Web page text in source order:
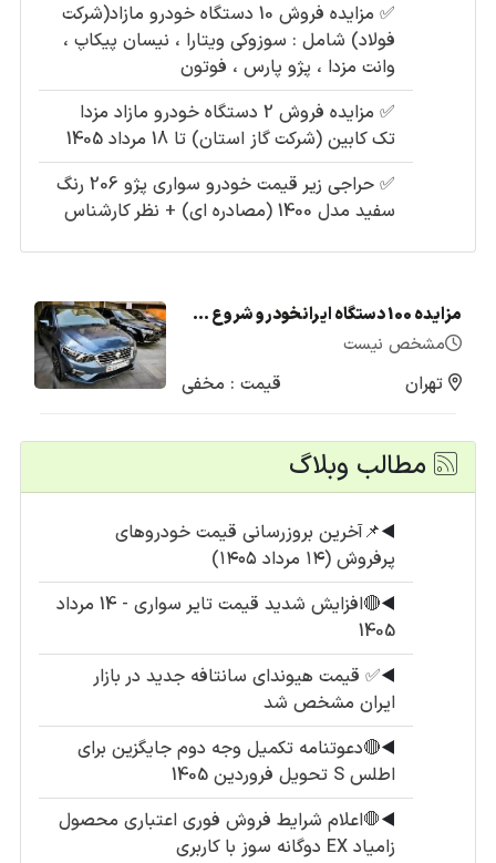
✅
مزایده فروش 10 دستگاه خودرو مازاد(شرکت
فولاد) شامل : سوزوکی ویتارا ، نیسان پیکاپ ،
وانت مزدا ، پژو پارس ، فوتون
✅
مزایده فروش 2 دستگاه خودرو مازاد مزدا
تک کابین (شرکت گاز استان) تا 18 مرداد 1405
✅
حراجی زیر قیمت خودرو سواری پژو 206 رنگ
سفید مدل 1400 (مصادره ای) + نظر کارشناس
مزایده 100 دستگاه ایرانخودرو شروع شد + لیست قیمت (تیر1405)
مشخص نیست
تهران قیمت : مخفی
مطالب وبلاگ
◀️📌آخرین بروزرسانی قیمت خودروهای
پرفروش (۱۴ مرداد ۱۴۰۵)
◀️
🔴افزایش شدید قیمت تایر سواری - 14 مرداد
1405
◀️✅ قیمت هیوندای سانتافه جدید در بازار
ایران مشخص شد
◀️🔴دعوتنامه تکمیل وجه دوم جایگزین برای
اطلس S تحویل فروردین 1405
◀️🛑اعلام شرایط فروش فوری اعتباری محصول
زامیاد EX دوگانه سوز با کاربری